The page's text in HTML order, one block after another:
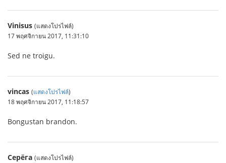
Vinisus (แสดงโปรไฟล์)
17 พฤศจิกายน 2017, 11:31:10
Sed ne troigu.
vincas (แสดงโปรไฟล์)
18 พฤศจิกายน 2017, 11:18:57
Bongustan brandon.
Серёга (แสดงโปรไฟล์)